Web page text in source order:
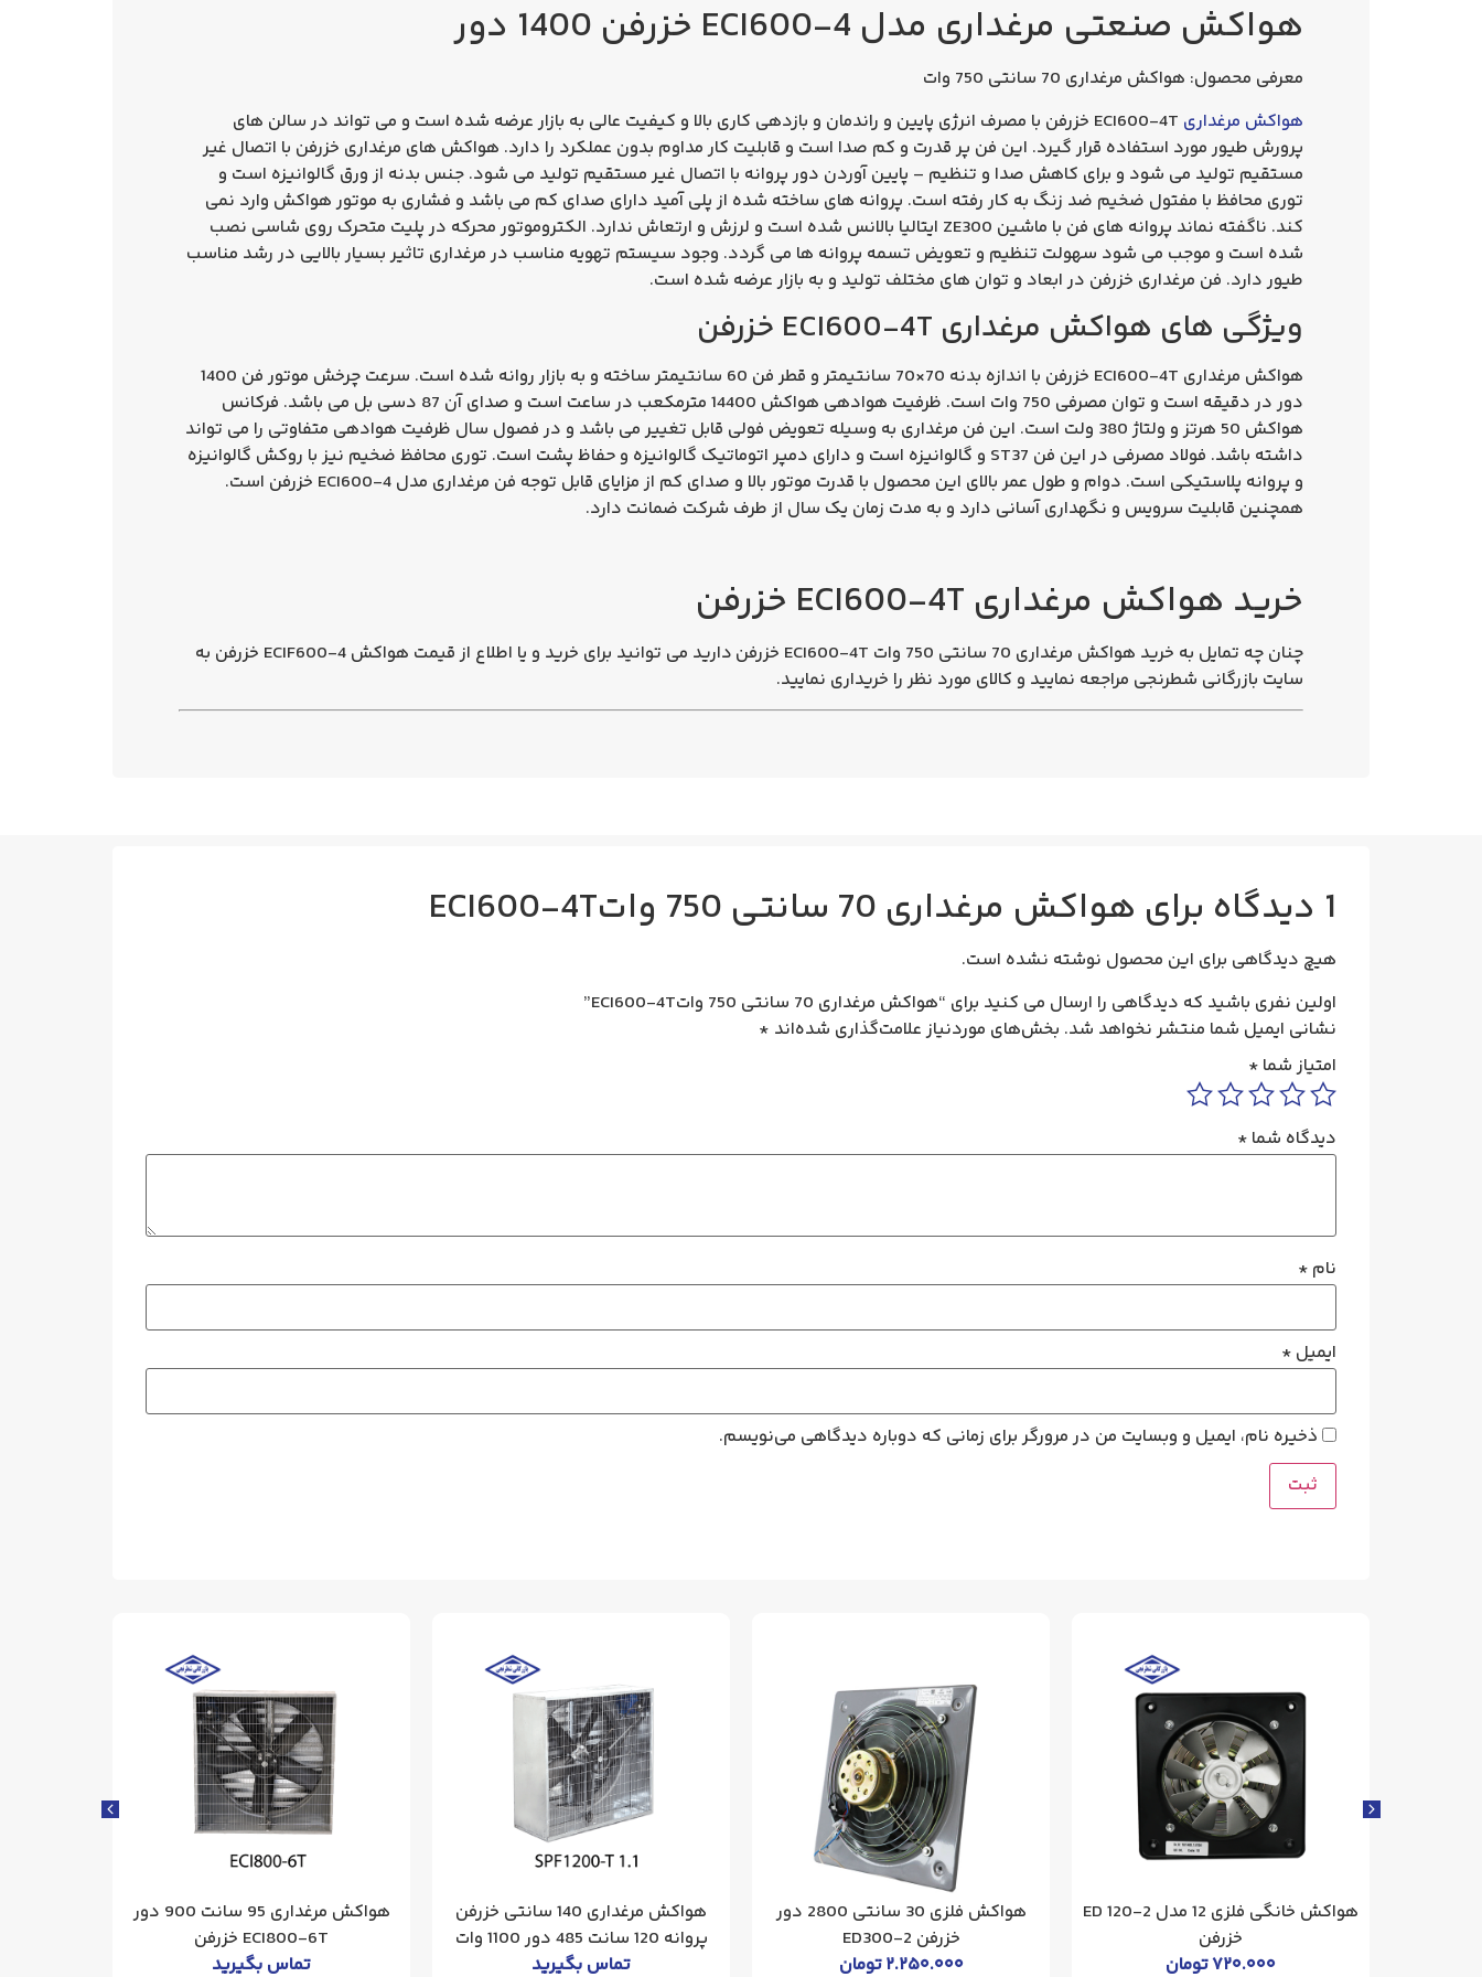
هواکش صنعتی مرغداری مدل ECI600-4 خزرفن 1400 دور
معرفی محصول: هواکش مرغداری 70 سانتی 750 وات
هواکش مرغداری
ECI600-4T خزرفن با مصرف انرژی پایین و راندمان و بازدهی کاری بالا و کیفیت عالی به بازار عرضه شده است و می تواند در سالن های
پرورش طیور مورد استفاده قرار گیرد. این فن پر قدرت و کم صدا است و قابلیت کار مداوم بدون عملکرد را دارد. هواکش های مرغداری خزرفن با اتصال غیر
مستقیم تولید می شود و برای کاهش صدا و تنظیم – پایین آوردن دور پروانه با اتصال غیر مستقیم تولید می شود. جنس بدنه از ورق گالوانیزه است و
توری محافظ با مفتول ضخیم ضد زنگ به کار رفته است. پروانه های ساخته شده از پلی آمید دارای صدای کم می باشد و فشاری به موتور هواکش وارد نمی
کند. ناگفته نماند پروانه های فن با ماشین ZE300 ایتالیا بالانس شده است و لرزش و ارتعاش ندارد. الکتروموتور محرکه در پلیت متحرک روی شاسی نصب
شده است و موجب می شود سهولت تنظیم و تعویض تسمه پروانه ها می گردد. وجود سیستم تهویه مناسب در مرغداری تاثیر بسیار بالایی در رشد مناسب
طیور دارد. فن مرغداری خزرفن در ابعاد و توان های مختلف تولید و به بازار عرضه شده است.
ویژگی های هواکش مرغداری ECI600-4T خزرفن
هواکش مرغداری ECI600-4T خزرفن با اندازه بدنه 70×70 سانتیمتر و قطر فن 60 سانتیمتر ساخته و به بازار روانه شده است. سرعت چرخش موتور فن 1400
دور در دقیقه است و توان مصرفی 750 وات است. ظرفیت هوادهی هواکش 14400 مترمکعب در ساعت است و صدای آن 87 دسی بل می باشد. فرکانس
هواکش 50 هرتز و ولتاژ 380 ولت است. این فن مرغداری به وسیله تعویض فولی قابل تغییر می باشد و در فصول سال ظرفیت هوادهی متفاوتی را می تواند
داشته باشد. فولاد مصرفی در این فن ST37 و گالوانیزه است و دارای دمپر اتوماتیک گالوانیزه و حفاظ پشت است. توری محافظ ضخیم نیز با روکش گالوانیزه
و پروانه پلاستیکی است. دوام و طول عمر بالای این محصول با قدرت موتور بالا و صدای کم از مزایای قابل توجه فن مرغداری مدل ECI600-4 خزرفن
است.
همچنین قابلیت سرویس و نگهداری آسانی دارد و به مدت زمان یک سال از طرف شرکت ضمانت دارد.
خرید هواکش مرغداری ECI600-4T خزرفن
چنان چه تمایل به خرید هواکش مرغداری 70 سانتی 750 وات ECI600-4T خزرفن دارید می توانید برای خرید و یا اطلاع ازقیمت هواکش ECIF600-4 خزرفن
به
سایت بازرگانی شطرنجی مراجعه نمایید و کالای مورد نظر را خریداری نمایید.
1 دیدگاه برای هواکش مرغداری 70 سانتی 750 واتECI600-4T
هیچ دیدگاهی برای این محصول نوشته نشده است.
اولین نفری باشید که دیدگاهی را ارسال می کنید برای “هواکش مرغداری 70 سانتی 750 واتECI600-4T”
نشانی ایمیل شما منتشر نخواهد شد. بخش‌های موردنیاز علامت‌گذاری شده‌اند *
امتیاز شما *
دیدگاه شما *
نام *
ایمیل *
ذخیره نام، ایمیل و وبسایت من در مرورگر برای زمانی که دوباره دیدگاهی می‌نویسم.
هواکش خانگی فلزی 12 مدل ED 120-2
خزرفن
۷۲۰.۰۰۰تومان
هواکش فلزی 30 سانتی 2800 دور
خزرفن 2-ED300
۲.۲۵۰.۰۰۰تومان
هواکش مرغداری 140 سانتی خزرفن
پروانه 120 سانت 485 دور 1100 وات
تماس بگیرید
هواکش مرغداری 95 سانت 900 دور
ECI800-6T خزرفن
تماس بگیرید